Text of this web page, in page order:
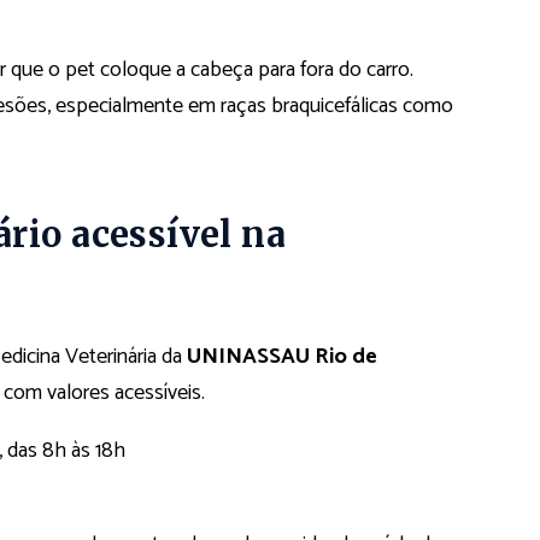
o pet coloque a cabeça para fora do carro.
especialmente em raças braquicefálicas como
acessível na
Veterinária daUNINASSAU Rio de
valores acessíveis.
8h às 18h